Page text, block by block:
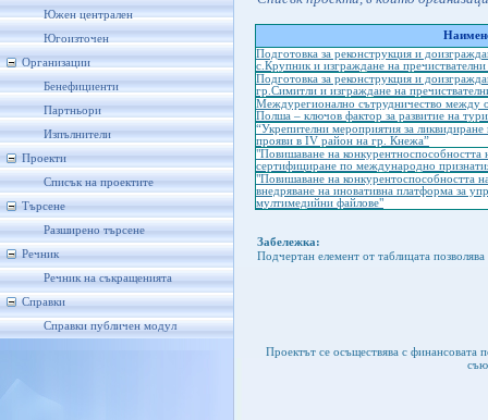
Южен централен
Югоизточен
Организации
Бенефициенти
Партньори
Изпълнители
Проекти
Списък на проектите
Търсене
Разширено търсене
Речник
Речник на съкращенията
Справки
Справки публичен модул
Подготовка за реконструкция и
с.Крупник и изграждане на
Подготовка за реконструкция и
гр.Симитли и изграждане на
Междурегионално сътрудничество между
Полша – ключов фактор за развитие на
“Укрепителни мероприятия за
прояви в IV район на гр. Кнежа”
"Повишаване на
сертифициране по международно
"Повишаване на конкурентоспособността
внедряване на иновативна платформа за
мултимедийни файлове"
Забележка:
Подчертан елемент от таблицата
Проектът се осъществява с финансовата